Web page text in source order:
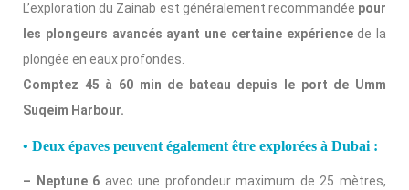
L’exploration du Zainab est généralement recommandée pour
les plongeurs avancés ayant une certaine expériencede la
plongée en eaux profondes.
Comptez 45 à 60 min de bateau depuis le port de Umm
Suqeim Harbour.
• Deux épaves peuvent également être explorées à Dubai :
– Neptune 6 avec une profondeur maximum de 25 mètres,